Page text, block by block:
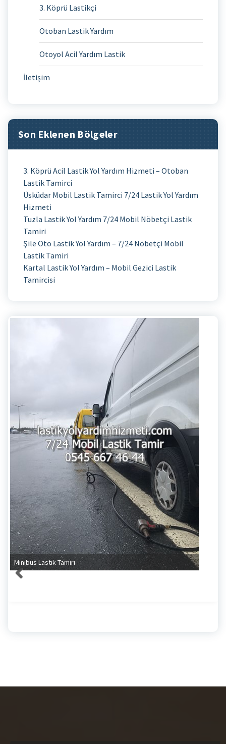
3. Köprü Lastikçi
Otoban Lastik Yardım
Otoyol Acil Yardım Lastik
İletişim
Son Eklenen Bölgeler
3. Köprü Acil Lastik Yol Yardım Hizmeti – Otoban
Lastik Tamirci
Üsküdar Mobil Lastik Tamirci 7/24 Lastik Yol Yardım
Hizmeti
Tuzla Lastik Yol Yardım 7/24 Mobil Nöbetçi Lastik
Tamiri
Şile Oto Lastik Yol Yardım – 7/24 Nöbetçi Mobil
Lastik Tamiri
Kartal Lastik Yol Yardım – Mobil Gezici Lastik
Tamircisi
Minibüs Lastik Tamiri